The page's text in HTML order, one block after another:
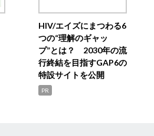
HIV/エイズにまつわる6
つの“理解のギャッ
プ”とは？ 2030年の流
行終結を目指すGAP6の
特設サイトを公開
PR